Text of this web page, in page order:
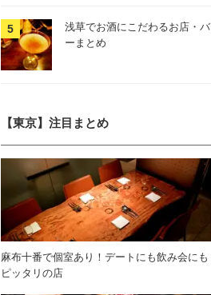
浅草でお酒にこだわるお店・バ
ーまとめ
【東京】注目まとめ
麻布十番で個室あり！デートにも飲み会にも
ピッタリの店